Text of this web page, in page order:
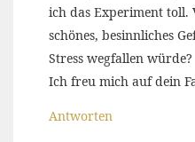
ich das Experiment
schönes, besinnliches
Stress wegfallen würde?
Ich freu mich auf dein
Antworten